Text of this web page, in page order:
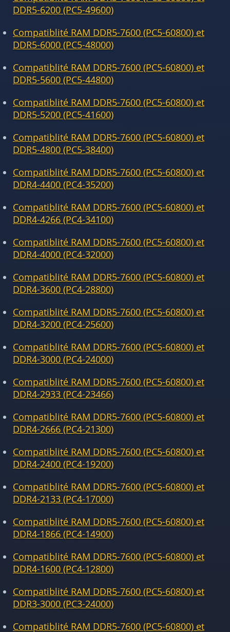
DDR5-6200 (PC5-49600)
Compatiblité RAM DDR5-7600 (PC5-60800) et
DDR5-6000 (PC5-48000)
Compatiblité RAM DDR5-7600 (PC5-60800) et
DDR5-5600 (PC5-44800)
Compatiblité RAM DDR5-7600 (PC5-60800) et
DDR5-5200 (PC5-41600)
Compatiblité RAM DDR5-7600 (PC5-60800) et
DDR5-4800 (PC5-38400)
Compatiblité RAM DDR5-7600 (PC5-60800) et
DDR4-4400 (PC4-35200)
Compatiblité RAM DDR5-7600 (PC5-60800) et
DDR4-4266 (PC4-34100)
Compatiblité RAM DDR5-7600 (PC5-60800) et
DDR4-4000 (PC4-32000)
Compatiblité RAM DDR5-7600 (PC5-60800) et
DDR4-3600 (PC4-28800)
Compatiblité RAM DDR5-7600 (PC5-60800) et
DDR4-3200 (PC4-25600)
Compatiblité RAM DDR5-7600 (PC5-60800) et
DDR4-3000 (PC4-24000)
Compatiblité RAM DDR5-7600 (PC5-60800) et
DDR4-2933 (PC4-23466)
Compatiblité RAM DDR5-7600 (PC5-60800) et
DDR4-2666 (PC4-21300)
Compatiblité RAM DDR5-7600 (PC5-60800) et
DDR4-2400 (PC4-19200)
Compatiblité RAM DDR5-7600 (PC5-60800) et
DDR4-2133 (PC4-17000)
Compatiblité RAM DDR5-7600 (PC5-60800) et
DDR4-1866 (PC4-14900)
Compatiblité RAM DDR5-7600 (PC5-60800) et
DDR4-1600 (PC4-12800)
Compatiblité RAM DDR5-7600 (PC5-60800) et
DDR3-3000 (PC3-24000)
Compatiblité RAM DDR5-7600 (PC5-60800) et